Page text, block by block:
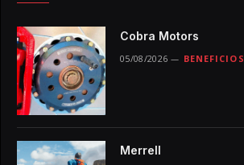
Cobra Motors
05/08/2026 BENEFICIOS
Merrell